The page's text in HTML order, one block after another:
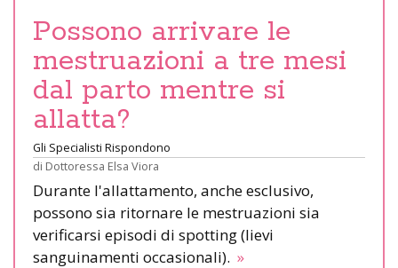
Possono arrivare le
mestruazioni a tre mesi
dal parto mentre si
allatta?
Gli Specialisti Rispondono
di Dottoressa Elsa Viora
Durante l'allattamento, anche esclusivo,
possono sia ritornare le mestruazioni sia
verificarsi episodi di spotting (lievi
sanguinamenti occasionali). »